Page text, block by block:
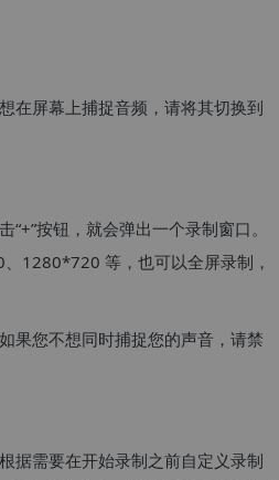
在屏幕上捕捉音频，请将其切换到
按钮，就会弹出一个录制窗口。
1280*720 等，也可以全屏录制，
果您不想同时捕捉您的声音，请禁
据需要在开始录制之前自定义录制